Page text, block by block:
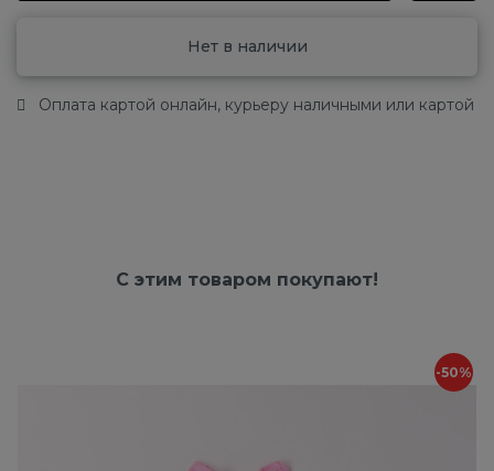
Нет в наличии
Оплата картой онлайн, курьеру наличными или картой
С этим товаром покупают!
-50%